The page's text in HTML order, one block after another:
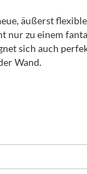
äußerst
nur zu einem
sich auch
Wand.